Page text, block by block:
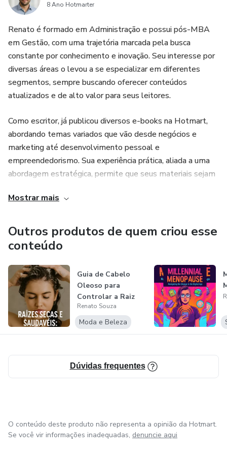
8 Ano Hotmarter
Renato é formado em Administração e possui pós-MBA
em Gestão, com uma trajetória marcada pela busca
constante por conhecimento e inovação. Seu interesse por
diversas áreas o levou a se especializar em diferentes
segmentos, sempre buscando oferecer conteúdos
atualizados e de alto valor para seus leitores.
Como escritor, já publicou diversos e-books na Hotmart,
abordando temas variados que vão desde negócios e
marketing até desenvolvimento pessoal e
empreendedorismo. Sua experiência prática, aliada a uma
abordagem estratégica, permite que seus materiais sejam
conhecimento de qualidade.
Além da escrita, Renato está sempre se atualizando,
explorando novas tendências e metodologias para
transformar informações complexas em conteúdos
acessíveis e de fácil compreensão. Seu objetivo é ajudar
outras pessoas a evoluírem e alcançarem melhores
resultados por meio do conhecimento.
Mostrar mais
Outros produtos de quem criou esse
conteúdo
Guia de Cabelo
Oleoso para
Controlar a Raiz
Renato Souza
Moda e Beleza
Dúvidas frequentes
O conteúdo deste produto não representa a opinião da Hotmart.
Se você vir informações inadequadas, denuncie aqui